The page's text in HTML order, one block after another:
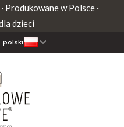
Produkowane w Polsce ·
dzieci
polski